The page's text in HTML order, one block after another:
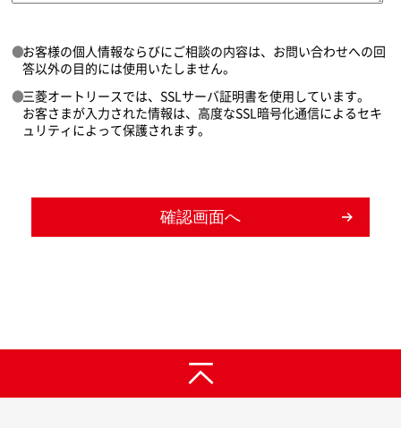
お客様の個人情報ならびにご相談の内容は、お問い合わせへの回
答以外の目的には使用いたしません。
三菱オートリースでは、SSLサーバ証明書を使用しています。
お客さまが入力された情報は、高度なSSL暗号化通信によるセキ
ュリティによって保護されます。